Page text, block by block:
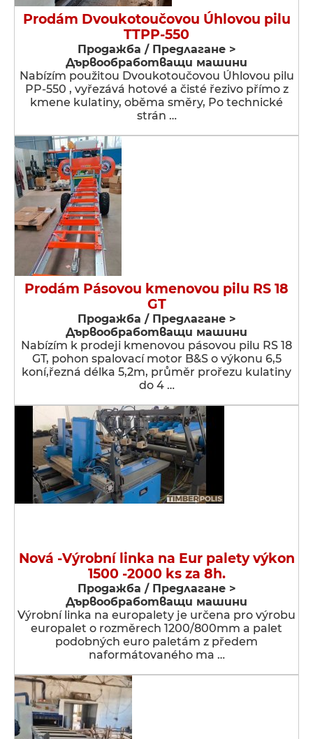
Prodám Dvoukotoučovou Úhlovou pilu
TTPP-550
Продажба / Предлагане >
Дървообработващи машини
Nabízím použitou Dvoukotoučovou Úhlovou pilu
PP-550 , vyřezává hotové a čisté řezivo přímo z
kmene kulatiny, oběma směry, Po technické
strán …
Prodám Pásovou kmenovou pilu RS 18
GT
Продажба / Предлагане >
Дървообработващи машини
Nabízím k prodeji kmenovou pásovou pilu RS 18
GT, pohon spalovací motor B&S o výkonu 6,5
koní,řezná délka 5,2m, průměr prořezu kulatiny
do 4 …
Nová -Výrobní linka na Eur palety výkon
1500 -2000 ks za 8h.
Продажба / Предлагане >
Дървообработващи машини
Výrobní linka na europalety je určena pro výrobu
europalet o rozměrech 1200/800mm a palet
podobných euro paletám z předem
naformátovaného ma …